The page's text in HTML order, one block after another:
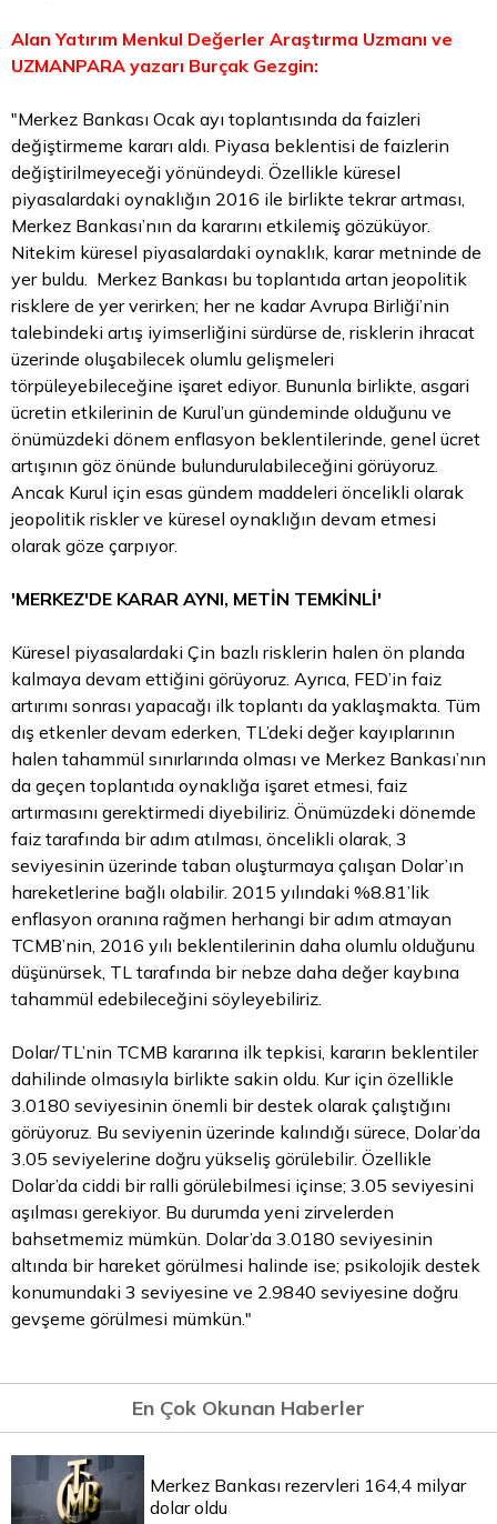
Alan Yatırım Menkul Değerler Araştırma Uzmanı ve
UZMANPARA yazarı Burçak Gezgin:
"Merkez Bankası Ocak ayı toplantısında da faizleri
değiştirmeme kararı aldı. Piyasa beklentisi de faizlerin
değiştirilmeyeceği yönündeydi. Özellikle küresel
piyasalardaki oynaklığın 2016 ile birlikte tekrar artması,
Merkez Bankası’nın da kararını etkilemiş gözüküyor.
Nitekim küresel piyasalardaki oynaklık, karar metninde de
yer buldu. Merkez Bankası bu toplantıda artan jeopolitik
risklere de yer verirken; her ne kadar Avrupa Birliği’nin
talebindeki artış iyimserliğini sürdürse de, risklerin ihracat
üzerinde oluşabilecek olumlu gelişmeleri
törpüleyebileceğine işaret ediyor. Bununla birlikte, asgari
ücretin etkilerinin de Kurul’un gündeminde olduğunu ve
önümüzdeki dönem enflasyon beklentilerinde, genel ücret
artışının göz önünde bulundurulabileceğini görüyoruz.
Ancak Kurul için esas gündem maddeleri öncelikli olarak
jeopolitik riskler ve küresel oynaklığın devam etmesi
olarak göze çarpıyor.
'MERKEZ'DE KARAR AYNI, METİN TEMKİNLİ'
Küresel piyasalardaki Çin bazlı risklerin halen ön planda
kalmaya devam ettiğini görüyoruz. Ayrıca, FED’in faiz
artırımı sonrası yapacağı ilk toplantı da yaklaşmakta. Tüm
dış etkenler devam ederken, TL’deki değer kayıplarının
halen tahammül sınırlarında olması ve Merkez Bankası’nın
da geçen toplantıda oynaklığa işaret etmesi, faiz
artırmasını gerektirmedi diyebiliriz. Önümüzdeki dönemde
faiz tarafında bir adım atılması, öncelikli olarak, 3
seviyesinin üzerinde taban oluşturmaya çalışan Dolar’ın
hareketlerine bağlı olabilir. 2015 yılındaki %8.81’lik
enflasyon oranına rağmen herhangi bir adım atmayan
TCMB’nin, 2016 yılı beklentilerinin daha olumlu olduğunu
düşünürsek, TL tarafında bir nebze daha değer kaybına
tahammül edebileceğini söyleyebiliriz.
Dolar/TL’nin TCMB kararına ilk tepkisi, kararın beklentiler
dahilinde olmasıyla birlikte sakin oldu. Kur için özellikle
3.0180 seviyesinin önemli bir destek olarak çalıştığını
görüyoruz. Bu seviyenin üzerinde kalındığı sürece, Dolar’da
3.05 seviyelerine doğru yükseliş görülebilir. Özellikle
Dolar’da ciddi bir ralli görülebilmesi içinse; 3.05 seviyesini
aşılması gerekiyor. Bu durumda yeni zirvelerden
bahsetmemiz mümkün. Dolar’da 3.0180 seviyesinin
altında bir hareket görülmesi halinde ise; psikolojik destek
konumundaki 3 seviyesine ve 2.9840 seviyesine doğru
gevşeme görülmesi mümkün."
En Çok Okunan Haberler
Merkez Bankası rezervleri 164,4 milyar
dolar oldu